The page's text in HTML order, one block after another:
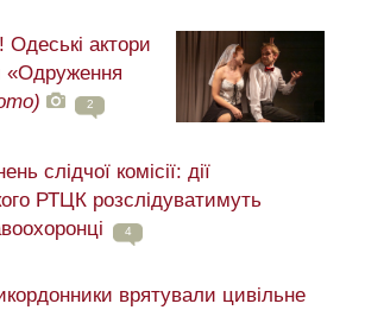
Одеські актори
2
слідчої комісії: дії
РТЦК розслідуватимуть
4
врятували цивільне